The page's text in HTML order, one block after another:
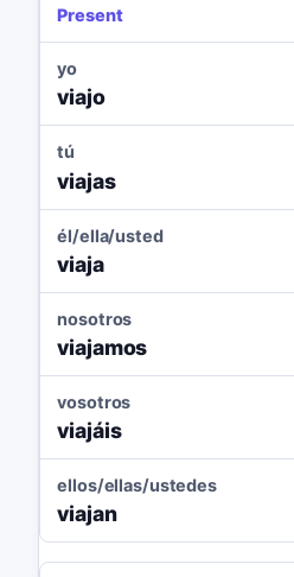
Present
yo
viajo
tú
viajas
él/ella/usted
viaja
nosotros
viajamos
vosotros
viajáis
ellos/ellas/ustedes
viajan